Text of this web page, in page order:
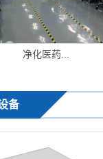
净化医药...
备